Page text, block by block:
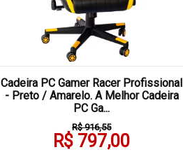
Cadeira PC Gamer Racer Profissional
- Preto / Amarelo. A Melhor Cadeira
PC Ga...
R$ 916,55
R$ 797,00